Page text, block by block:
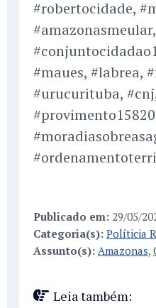
#robertocidade,
#maues, #labrea,
#urucurituba,
Publicado em: 29/05/
Categoria(s): Políticia
Assunto(s): Amazonas,
Leia também: